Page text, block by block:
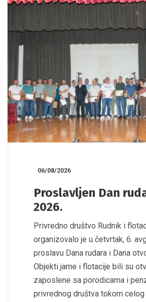
06/08/2026
Proslavljen Dan
2026.
Privredno društvo Rudnik i
organizovalo je u četvrtak, 6.
proslavu Dana rudara i Dana
Objekti jame i flotacije bili su
zaposlene sa porodicama i
privrednog društva tokom celog